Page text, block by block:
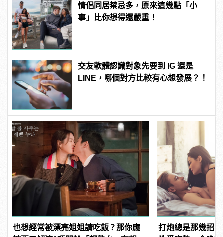
情侶同居禁忌多，原來這幾點「小
事」比你想得還嚴重！
交友軟體認識對象先要到 IG 還是
LINE，哪個對方比較有心想發展？！
也想經常被漂亮姐姐請吃飯？那你應
打炮總是那幾招